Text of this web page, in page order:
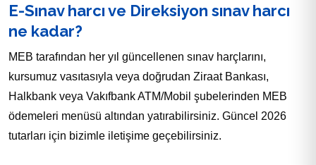
E-Sınav harcı ve Direksiyon sınav harcı
ne kadar?
MEB tarafından her yıl güncellenen sınav harçlarını,
kursumuz vasıtasıyla veya doğrudan Ziraat Bankası,
Halkbank veya Vakıfbank ATM/Mobil şubelerinden MEB
ödemeleri menüsü altından yatırabilirsiniz. Güncel 2026
tutarları için bizimle iletişime geçebilirsiniz.